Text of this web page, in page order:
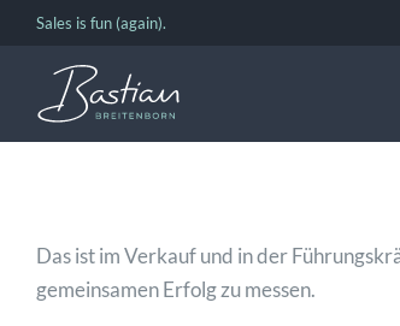
Zum
springen
Sales is fun (again).
Das ist im Verkauf und in der
gemeinsamen Erfolg zu messen.